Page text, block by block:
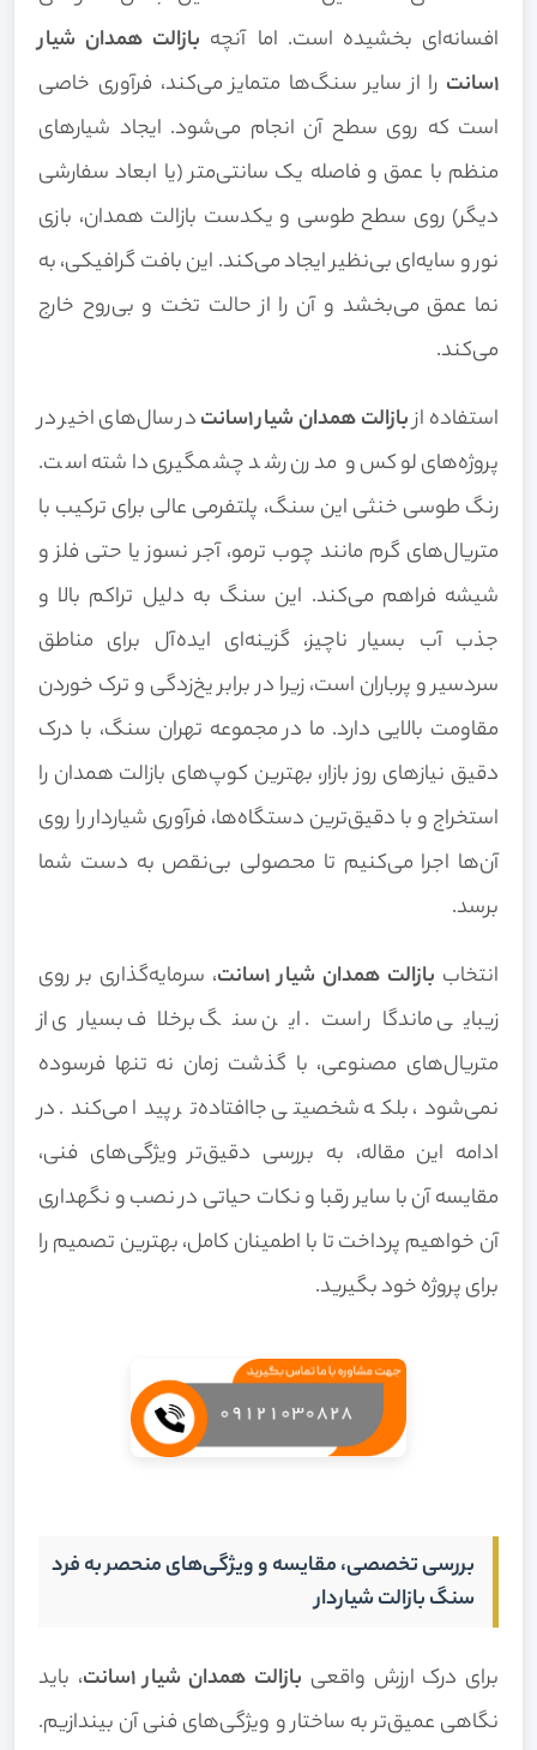
افسانه‌ای بخشیده است. اما آنچه بازالت همدان شیار
1سانت
را از سایر سنگ‌ها متمایز می‌کند، فرآوری خاصی
است که روی سطح آن انجام می‌شود. ایجاد شیارهای
منظم با عمق و فاصله یک سانتی‌متر (یا ابعاد سفارشی
دیگر) روی سطح طوسی و یکدست بازالت همدان، بازی
نور و سایه‌ای بی‌نظیر ایجاد می‌کند. این بافت گرافیکی، به
نما عمق می‌بخشد و آن را از حالت تخت و بی‌روح خارج
می‌کند.
استفاده ازبازالت همدان شیار 1سانت
در سال‌های اخیر در
پروژه‌های لوکس و مدرن رشد چشمگیری داشته است.
رنگ طوسی خنثی این سنگ، پلتفرمی عالی برای ترکیب با
متریال‌های گرم مانند چوب ترمو، آجر نسوز یا حتی فلز و
شیشه فراهم می‌کند. این سنگ به دلیل تراکم بالا و
جذب آب بسیار ناچیز، گزینه‌ای ایده‌آل برای مناطق
سردسیر و پرباران است، زیرا در برابر یخ‌زدگی و ترک خوردن
مقاومت بالایی دارد. ما در مجموعه تهران سنگ، با درک
دقیق نیازهای روز بازار، بهترین کوپ‌های بازالت همدان را
استخراج و با دقیق‌ترین دستگاه‌ها، فرآوری شیاردار را روی
آن‌ها اجرا می‌کنیم تا محصولی بی‌نقص به دست شما
برسد.
انتخاب بازالت همدان شیار 1سانت
، سرمایه‌گذاری بر روی
زیبایی ماندگار است. این سنگ برخلاف بسیاری از
متریال‌های مصنوعی، با گذشت زمان نه تنها فرسوده
نمی‌شود، بلکه شخصیتی جاافتاده‌تر پیدا می‌کند. در
ادامه این مقاله، به بررسی دقیق‌تر ویژگی‌های فنی،
مقایسه آن با سایر رقبا و نکات حیاتی در نصب و نگهداری
آن خواهیم پرداخت تا با اطمینان کامل، بهترین تصمیم را
برای پروژه خود بگیرید.
بررسی تخصصی، مقایسه و ویژگی‌های منحصر به فرد
سنگ بازالت شیاردار
برای درک ارزش واقعی بازالت همدان شیار 1سانت
، باید
نگاهی عمیق‌تر به ساختار و ویژگی‌های فنی آن بیندازیم.